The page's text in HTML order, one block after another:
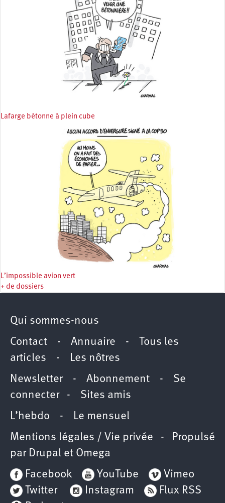
Lafarge bétonne à plein cube
L’impossible avion vert
+ de dossiers
Qui sommes-nous
Contact - Annuaire -
Tous les
articles - Les nôtres
Newsletter- Abonnement - Se
connecter- Sites amis
L’hebdo - Le mensuel
Mentions légales / Vie privée - Propulsé
par Drupal et Omega
Facebook
YouTube
Vimeo
Twitter
Instagram
Flux RSS